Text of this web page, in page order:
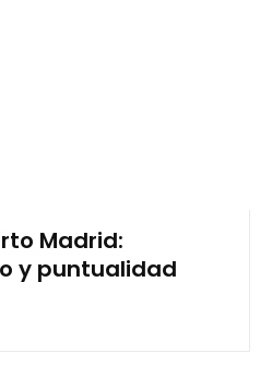
Madrid:
y puntualidad